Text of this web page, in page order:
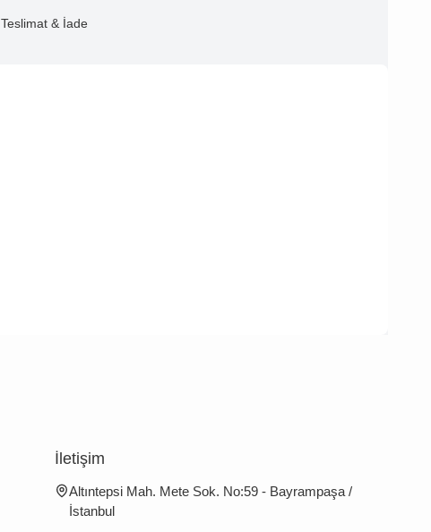
Teslimat & İade
İletişim
Altıntepsi Mah. Mete Sok. No:59 - Bayrampaşa /
İstanbul